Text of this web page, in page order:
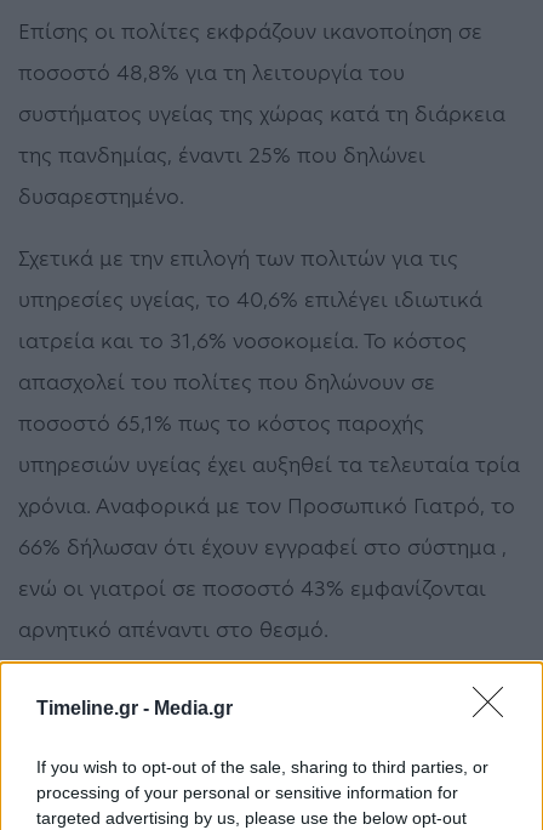
Timeline.gr - Media.gr
If you wish to opt-out of the sale, sharing to third parties, or
processing of your personal or sensitive information for
targeted advertising by us, please use the below opt-out
Επίσης οι πολίτες εκφράζουν ικανοποίηση σε
ποσοστό 48,8% για τη λειτουργία του
συστήματος υγείας της χώρας κατά τη διάρκεια
της πανδημίας, έναντι 25% που δηλώνει
δυσαρεστημένο.
Σχετικά με την επιλογή των πολιτών για τις
υπηρεσίες υγείας, το 40,6% επιλέγει ιδιωτικά
ιατρεία και το 31,6% νοσοκομεία. Το κόστος
απασχολεί του πολίτες που δηλώνουν σε
ποσοστό 65,1% πως το κόστος παροχής
υπηρεσιών υγείας έχει αυξηθεί τα τελευταία τρία
χρόνια. Αναφορικά με τον Προσωπικό Γιατρό, το
66% δήλωσαν ότι έχουν εγγραφεί στο σύστημα ,
ενώ οι γιατροί σε ποσοστό 43% εμφανίζονται
αρνητικό απέναντι στο θεσμό.
Πανελλήνιου Ιατρικού Συλλόγου σε μεγάλο